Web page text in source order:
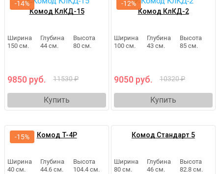
Комод КлКД-15
Ширина
150 см.
Глубина
44 см.
Высота
80 см.
9850 руб. 11530 ₽
Купить
-14%
Комод КлКД-2
Ширина
100 см.
Глубина
43 см.
Высота
85 см.
9050 руб. 10320 ₽
Купить
-12%
Комод Т-4Р
Ширина
40 см.
Глубина
44.6 см.
Высота
104.4 см.
-15% Комод Стандарт 5
Ширина
80 см.
Глубина
46 см.
Высота
82.8 см.